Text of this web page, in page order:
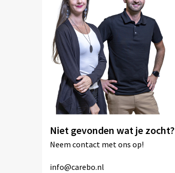
Niet gevonden wat je zocht?
Neem contact met ons op!
info@carebo.nl